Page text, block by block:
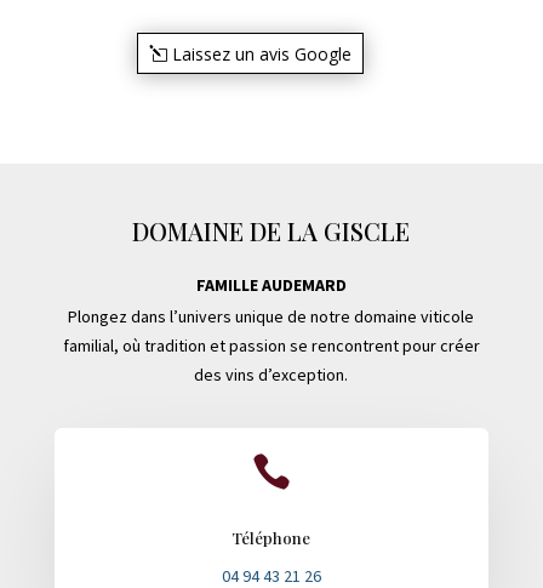
Laissez un avis Google
DOMAINE DE LA GISCLE
FAMILLE AUDEMARD
Plongez dans l’univers unique de notre domaine viticole
familial, où tradition et passion se rencontrent pour créer
des vins d’exception.

Téléphone
04 94 43 21 26